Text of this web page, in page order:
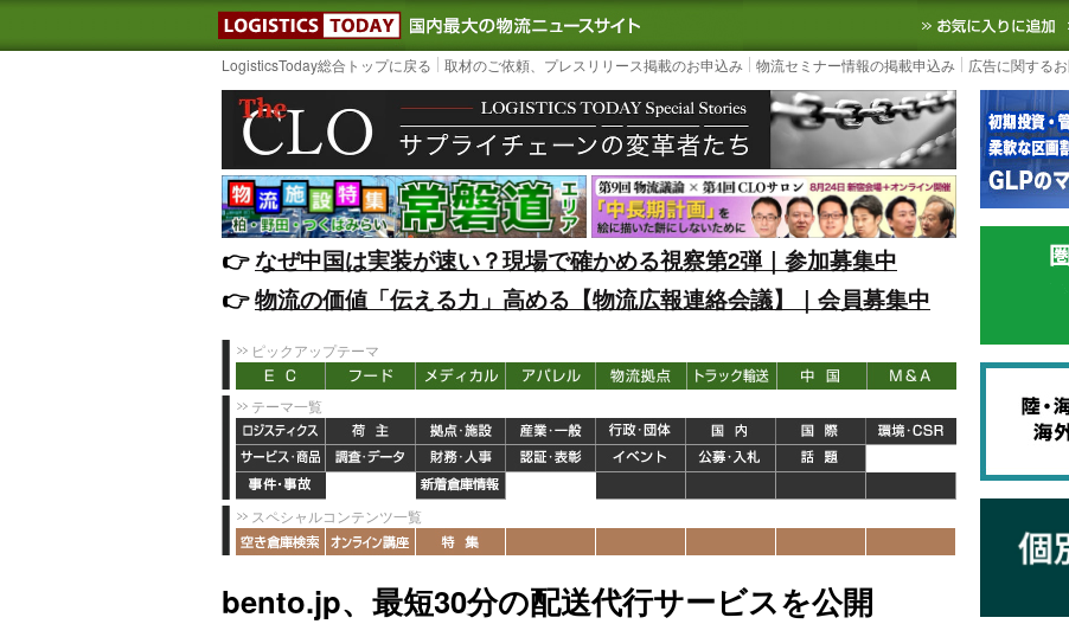
LOGISTICS TODAY｜国内最大の物流ニュースサイト3PL, SCMなど国内外の最新の物流
LogisticsToday総合トップに戻る 取材のご依頼、プレスリリース掲載のお申込み 物流セミナー情報の掲載申込み 広告に関する
👉️なぜ中国は実装が速い？現場で確かめる視察第2弾｜参加募集中
👉️物流の価値「伝える力」高める【物流広報連絡会議】｜会員募集中
ピックアップテーマ
テーマ一覧
スペシャルコンテンツ一覧
bento.jp、最短30分の配送代行サービスを公開